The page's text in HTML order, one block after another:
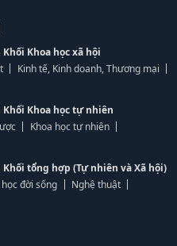
Khoa học xã hội
Kinh tế, Kinh doanh, Thương mại
Khoa học tự nhiên
Khoa học tự nhiên
tổng hợp (Tự nhiên và Xã hội)
học đời sống
Nghệ thuật